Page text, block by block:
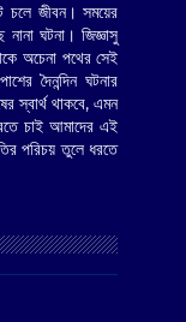
চলে জীবন। সময়ের
ঘটনা। জিজ্ঞাসু
অচেনা পথের সেই
দৈনন্দিন ঘটনার
স্বার্থ থাকবে, এমন
চাই আমাদের এই
পরিচয় তুলে ধরতে